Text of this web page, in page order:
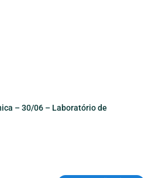
– 30/06 – Laboratório de